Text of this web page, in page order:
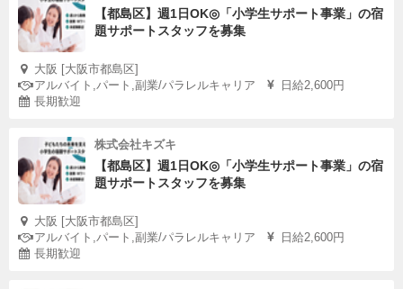
【都島区】週1日OK◎「小学生サポート事業」の宿
題サポートスタッフを募集
大阪 [大阪市都島区]
アルバイト,パート,副業/パラレルキャリア
日給2,600円
長期歓迎
株式会社キズキ
【都島区】週1日OK◎「小学生サポート事業」の宿
題サポートスタッフを募集
大阪 [大阪市都島区]
アルバイト,パート,副業/パラレルキャリア
日給2,600円
長期歓迎